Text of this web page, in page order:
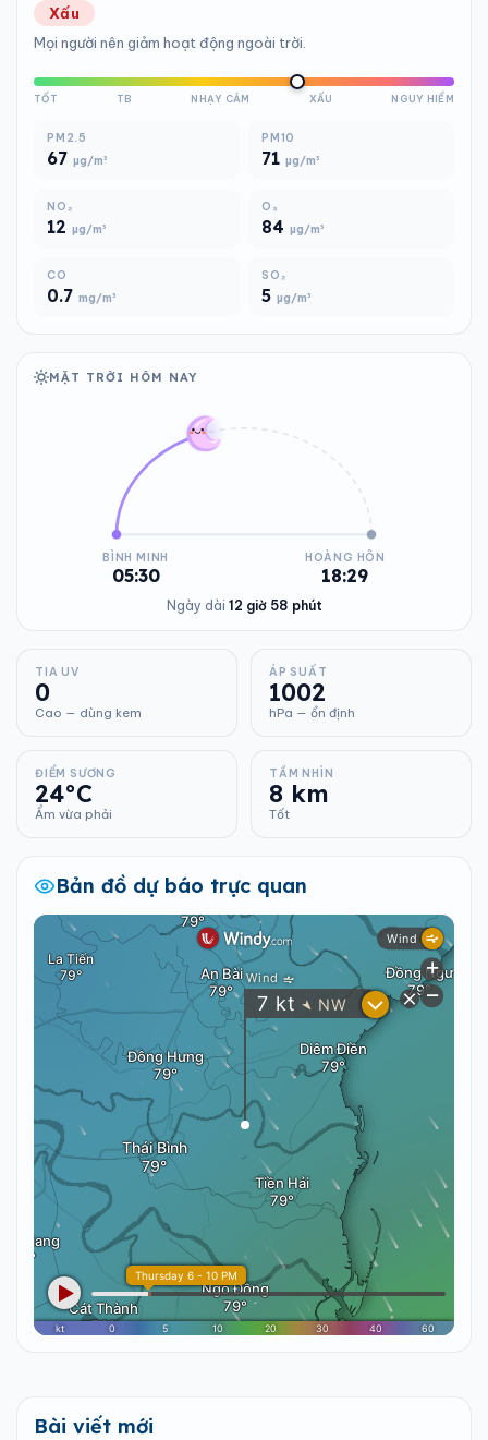
Xấu
Mọi người nên giảm hoạt động ngoài trời.
TỐT TB NHẠY CẢM XẤU NGUY HIỂM
PM2.5
67 µg/m³
PM10
71 µg/m³
NO₂
12 µg/m³
O₃
84 µg/m³
CO
0.7 mg/m³
SO₂
5 µg/m³
MẶT TRỜI HÔM NAY
BÌNH MINH
05:30
HOÀNG HÔN
18:29
Ngày dài 12 giờ 58 phút
TIA UV
0
Cao — dùng kem
ÁP SUẤT
1002
hPa — ổn định
ĐIỂM SƯƠNG
24°C
Ẩm vừa phải
TẦM NHÌN
8 km
Tốt
Bản đồ dự báo trực quan
Bài viết mới